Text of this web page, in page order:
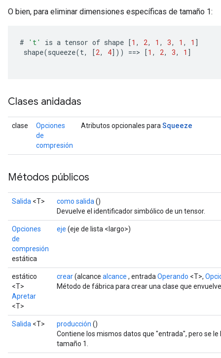
O bien, para eliminar dimensiones específicas de tamaño 1:
# 't' is a tensor of shape [1 , 2, 1 , 3, 1 , 1 ]
shape(squeeze(t, [2, 4] )) ==> [1 , 2, 3, 1 ]
Clases anidadas
clase
Opciones
de
compresión
Atributos opcionales para Squeeze
Métodos públicos
Salida <T> como salida ()
Devuelve el identificador simbólico de un tensor.
Opciones
de
compresión
estática
eje (eje de lista <largo>)
estático
<T>
Apretar
<T>
crear(alcance alcance , entrada Operando <T>,
Método de fábrica para crear una clase que
Salida <T> producción ()
Contiene los mismos datos que "entrada", pero se
tamaño 1.